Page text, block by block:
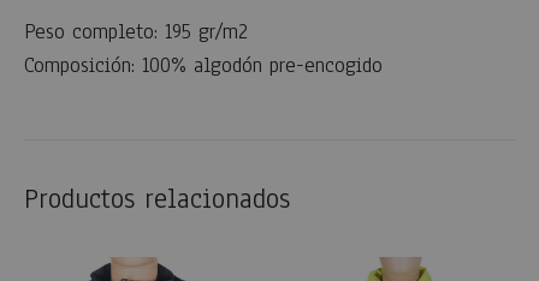
Peso completo: 195 gr/m2
Composición: 100% algodón pre-encogido
Productos relacionados